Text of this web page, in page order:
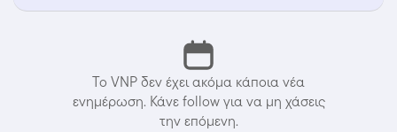
Το VNP δεν έχει ακόμα κάποια νέα
ενημέρωση. Κάνε follow για να μη χάσεις
την επόμενη.